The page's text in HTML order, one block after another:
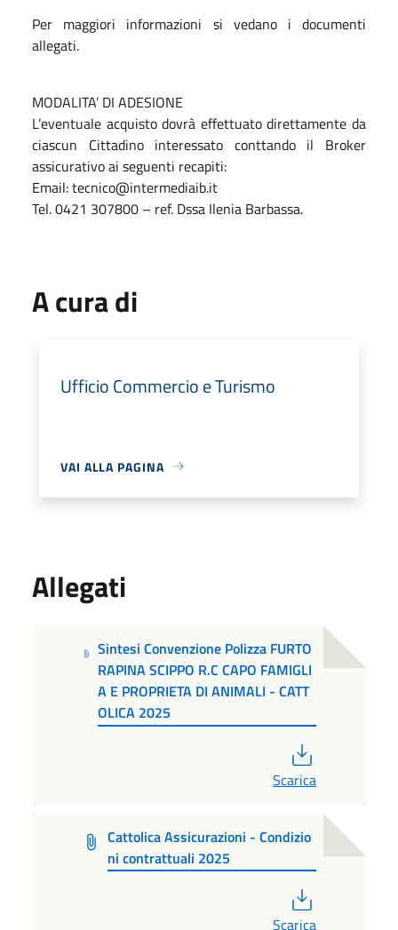
Per maggiori informazioni si vedano i documenti
allegati.
MODALITA’ DI ADESIONE
L’eventuale acquisto dovrà effettuato direttamente da
ciascun Cittadino interessato conttando il Broker
assicurativo ai seguenti recapiti:
Email: tecnico@intermediaib.it
Tel. 0421 307800 – ref. Dssa Ilenia Barbassa.
A cura di
Ufficio Commercio e Turismo
VAI ALLA PAGINA
Allegati
Sintesi Convenzione Polizza FURTO
RAPINA SCIPPO R.C CAPO FAMIGLI
A E PROPRIETA DI ANIMALI - CATT
OLICA 2025
Scarica
Cattolica Assicurazioni - Condizio
ni contrattuali 2025
Scarica